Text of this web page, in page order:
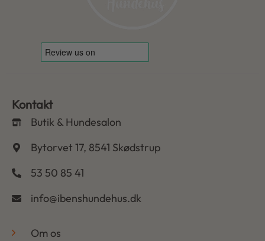
Kontakt
Butik & Hundesalon
Bytorvet 17, 8541 Skødstrup
53 50 85 41
info@ibenshundehus.dk
Om os